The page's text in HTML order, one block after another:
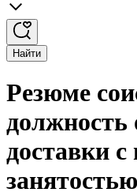
Найти
Резюме
должность
доставки